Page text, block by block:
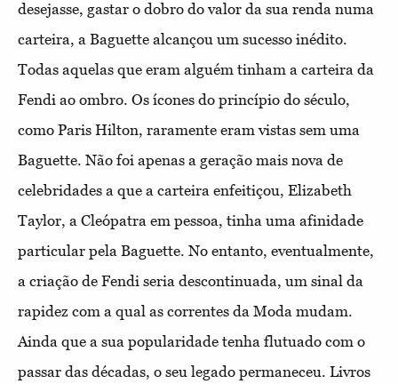
desejasse, gastar o dobro do valor da sua renda numa
carteira, a Baguette alcançou um sucesso inédito.
Todas aquelas que eram alguém tinham a carteira da
Fendi ao ombro. Os ícones do princípio do século,
como Paris Hilton, raramente eram vistas sem uma
Baguette. Não foi apenas a geração mais nova de
celebridades a que a carteira enfeitiçou, Elizabeth
Taylor, a Cleópatra em pessoa, tinha uma afinidade
particular pela Baguette. No entanto, eventualmente,
a criação de Fendi seria descontinuada, um sinal da
rapidez com a qual as correntes da Moda mudam.
Ainda que a sua popularidade tenha flutuado com o
passar das décadas, o seu legado permaneceu. Livros